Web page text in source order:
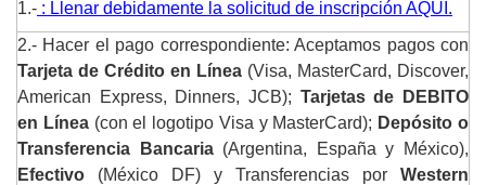
1.- : Llenar debidamente la solicitud de inscripción AQUI.
2.- Hacer el pago correspondiente: Aceptamos pagos con
Tarjeta de Crédito en Línea (Visa, MasterCard, Discover,
American Express, Dinners, JCB); Tarjetas de DEBITO
en Línea (con el logotipo Visa y MasterCard); Depósito o
Transferencia Bancaria(Argentina, España y México),
Efectivo (México DF) y Transferencias por Western